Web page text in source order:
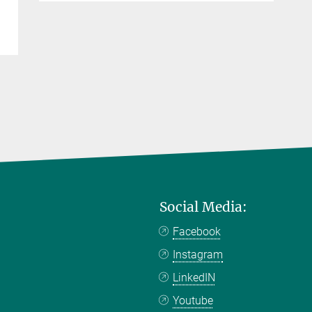
Social Media:
Facebook
Instagram
LinkedIN
Youtube